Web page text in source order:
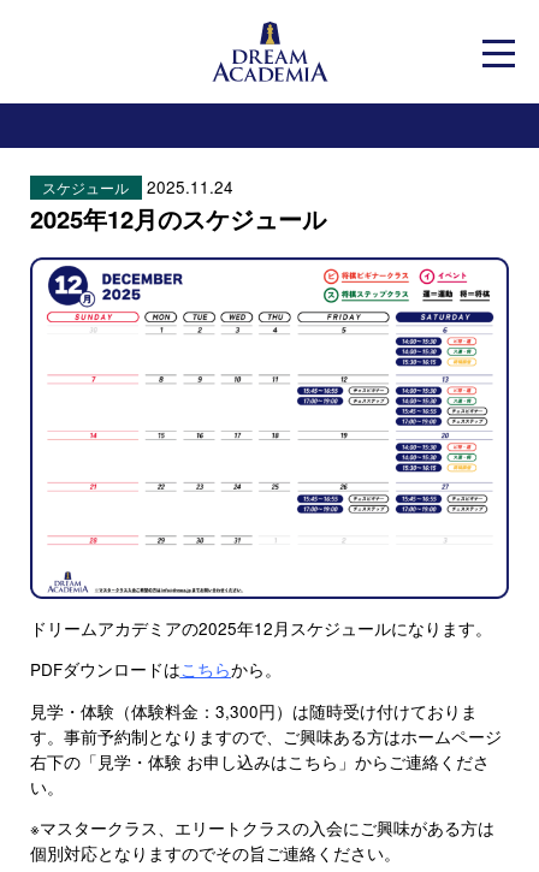
Dream Academia メニ
スケジュール 2025.11.24
2025年12月のスケジュール
ドリームアカデミアの2025年12月スケジュールになります。
PDFダウンロードはこちらから。
見学・体験（体験料金：3,300円）は随時受け付けておりま
す。事前予約制となりますので、ご興味ある方はホームページ
右下の「見学・体験 お申し込みはこちら」からご連絡くださ
い。
※マスタークラス、エリートクラスの入会にご興味がある方は
個別対応となりますのでその旨ご連絡ください。